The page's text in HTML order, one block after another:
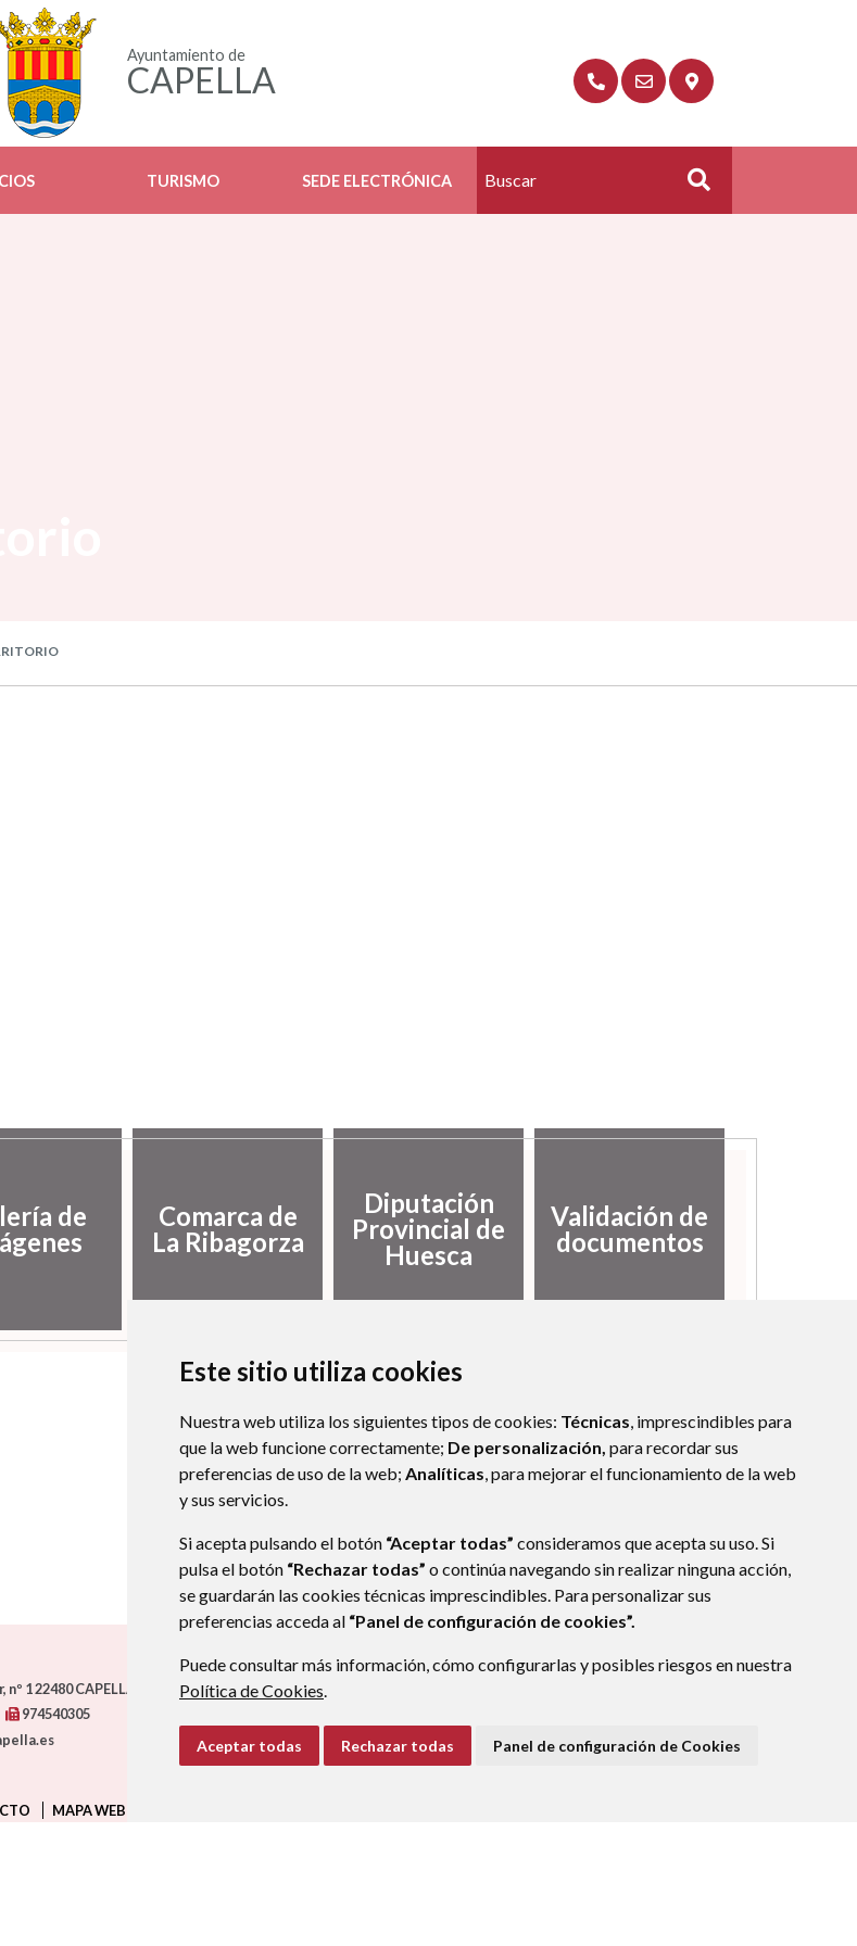
Este sitio utiliza cookies
Nuestra web utiliza los siguientes tipos de cookies: Técnicas, imprescindibles para
que la web funcione correctamente; De personalización, para recordar sus
preferencias de uso de la web; Analíticas, para mejorar el funcionamiento de la web
y sus servicios.
Si acepta pulsando el botón “Aceptar todas” consideramos que acepta su uso. Si
pulsa el botón “Rechazar todas” o continúa navegando sin realizar ninguna acción,
se guardarán las cookies técnicas imprescindibles. Para personalizar sus
preferencias acceda al “Panel de configuración de cookies”.
Puede consultar más información, cómo configurarlas y posibles riesgos en nuestra
Política de Cookies.
Aceptar todas Rechazar todas Panel de configuración de Cookies
Ayuntamiento de
CAPELLA
TURISMO SEDE ELECTRÓNICA Buscar
de
Comarca de
La Ribagorza
Diputación
Provincial de
Huesca
Validación de
documentos
nº 122480CAPELLA (HUESCA)- ARAGÓN(ESPAÑA)
974540305
MAPA WEB